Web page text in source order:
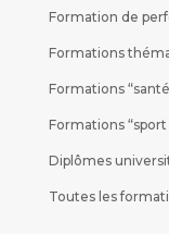
Formation de
Formations
Formations
Formations
Diplômes
Toutes les